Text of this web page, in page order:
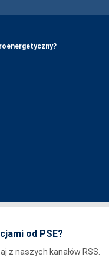
od PSE?
naszych kanałów RSS.